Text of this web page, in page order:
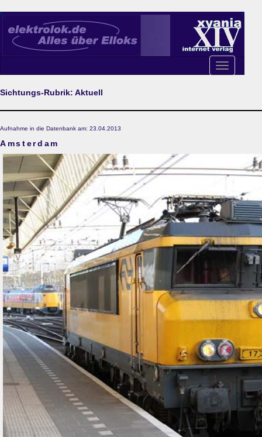
Toggle
navigation
Sichtungs-Rubrik: Aktuell
Aufnahme in die Datenbank am: 23.04.2013
Amsterdam